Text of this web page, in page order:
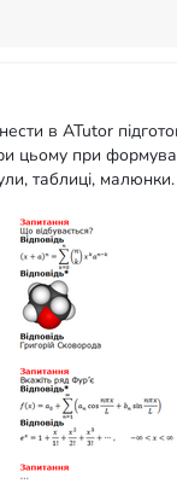
в ATutor
цьому при
таблиці, малюнки.